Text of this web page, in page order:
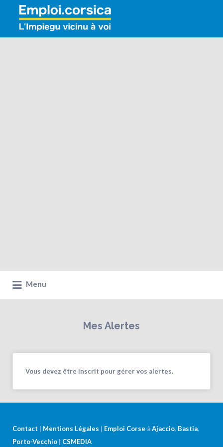
Rechercher:
Menu
Mes Alertes
Vous devez être inscrit pour gérer vos alertes.
Contact | Mentions Légales | Emploi Corse àAjaccio, Bastia,
Porto-Vecchio | CSMEDIA